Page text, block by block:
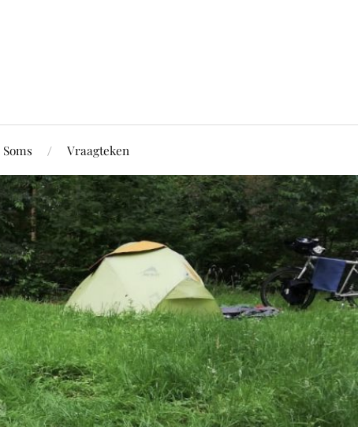
Soms Vraagteken